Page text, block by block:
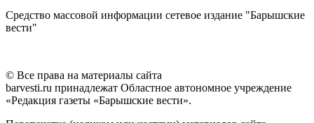
Средство массовой информации сетевое издание "Барышские
вести"
© Все права на материалы сайта
barvesti.ru принадлежат Областное автономное учреждение
«Редакция газеты «Барышские вести».